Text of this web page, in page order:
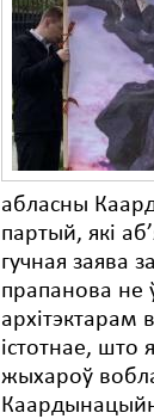
абласны
партый, які
гучная заява
прапанова не
архітэктарам
істотнае,
жыхароў